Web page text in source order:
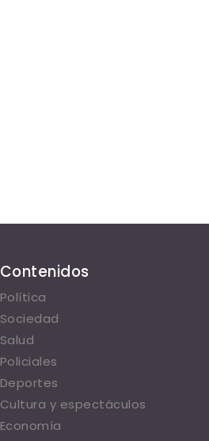
Contenidos
Política
Sociedad
Salud
Policiales
Deportes
Cultura y espectáculos
Economía